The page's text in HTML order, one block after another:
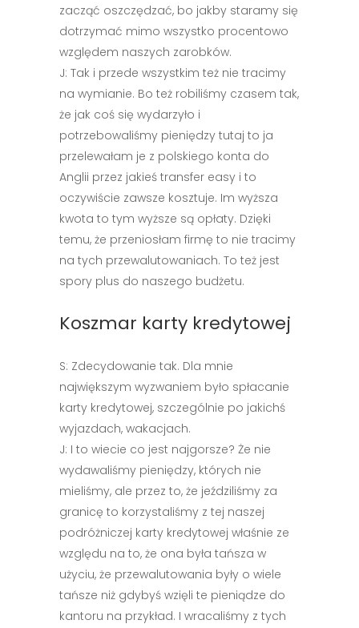
zacząć oszczędzać, bo jakby staramy się
dotrzymać mimo wszystko procentowo
względem naszych zarobków.
J: Tak i przede wszystkim też nie tracimy
na wymianie. Bo też robiliśmy czasem tak,
że jak coś się wydarzyło i
potrzebowaliśmy pieniędzy tutaj to ja
przelewałam je z polskiego konta do
Anglii przez jakieś transfer easy i to
oczywiście zawsze kosztuje. Im wyższa
kwota to tym wyższe są opłaty. Dzięki
temu, że przeniosłam firmę to nie tracimy
na tych przewalutowaniach. To też jest
spory plus do naszego budżetu.
Koszmar karty kredytowej
S: Zdecydowanie tak. Dla mnie
największym wyzwaniem było spłacanie
karty kredytowej, szczególnie po jakichś
wyjazdach, wakacjach.
J: I to wiecie co jest najgorsze? Że nie
wydawaliśmy pieniędzy, których nie
mieliśmy, ale przez to, że jeździliśmy za
granicę to korzystaliśmy z tej naszej
podróżniczej karty kredytowej właśnie ze
względu na to, że ona była tańsza w
użyciu, że przewalutowania były o wiele
tańsze niż gdybyś wzięli te pieniądze do
kantoru na przykład. I wracaliśmy z tych